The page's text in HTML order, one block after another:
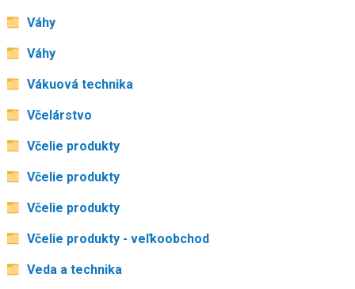
Váhy
Váhy
Vákuová technika
Včelárstvo
Včelie produkty
Včelie produkty
Včelie produkty
Včelie produkty - veľkoobchod
Veda a technika